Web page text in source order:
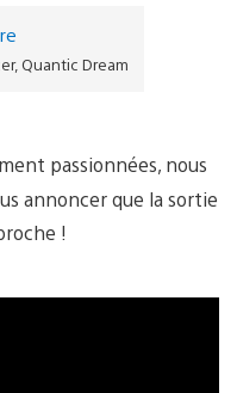
Quantic Dream
passionnées, nous
annoncer que la sortie
!